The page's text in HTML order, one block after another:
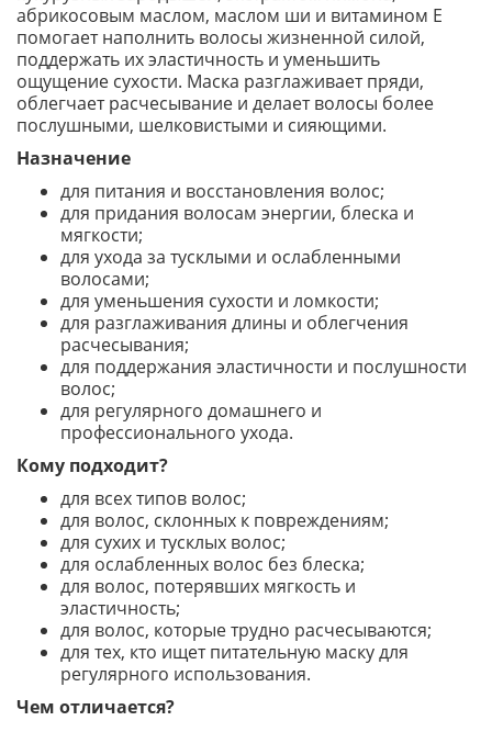
абрикосовым маслом, маслом ши и витамином E
помогает наполнить волосы жизненной силой,
поддержать их эластичность и уменьшить
ощущение сухости. Маска разглаживает пряди,
облегчает расчесывание и делает волосы более
послушными, шелковистыми и сияющими.
Назначение
для питания и восстановления волос;
для придания волосам энергии, блеска и
мягкости;
для ухода за тусклыми и ослабленными
волосами;
для уменьшения сухости и ломкости;
для разглаживания длины и облегчения
расчесывания;
для поддержания эластичности и послушности
волос;
для регулярного домашнего и
профессионального ухода.
Кому подходит?
для всех типов волос;
для волос, склонных к повреждениям;
для сухих и тусклых волос;
для ослабленных волос без блеска;
для волос, потерявших мягкость и
эластичность;
для волос, которые трудно расчесываются;
для тех, кто ищет питательную маску для
регулярного использования.
Чем отличается?